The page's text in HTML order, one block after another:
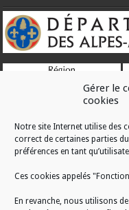
Gérer le
cookies
Notre site Internet utilise des
correct de certaines parties
préférences en tant
Ces cookies appelés
En revanche, nous utilisons
RÉALISATION